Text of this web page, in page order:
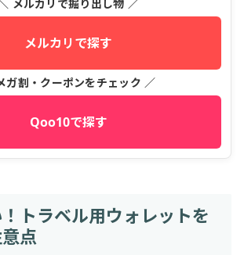
メルカリで掘り出し物 ／
メルカリで探す
ガ割・クーポンをチェック ／
Qoo10で探す
トラベル用ウォレットを
点